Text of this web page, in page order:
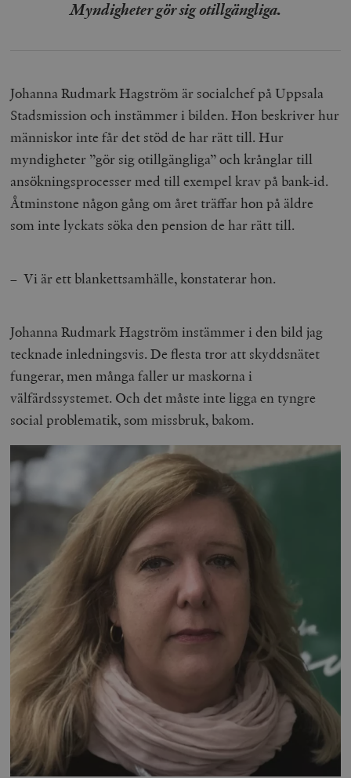
Myndigheter gör sig otillgängliga.
Johanna Rudmark Hagström är socialchef på Uppsala
Stadsmission och instämmer i bilden. Hon beskriver hur
människor inte får det stöd de har rätt till. Hur
myndigheter ”gör sig otillgängliga” och krånglar till
ansökningsprocesser med till exempel krav på bank-id.
Åtminstone någon gång om året träffar hon på äldre
som inte lyckats söka den pension de har rätt till.
– Vi är ett blankettsamhälle, konstaterar hon.
Johanna Rudmark Hagström instämmer i den bild jag
tecknade inledningsvis. De flesta tror att skyddsnätet
fungerar, men många faller ur maskorna i
välfärdssystemet. Och det måste inte ligga en tyngre
social problematik, som missbruk, bakom.